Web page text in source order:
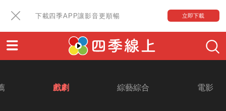
下載四季APP讓影音更順暢 立即下載
戲劇 綜藝綜合 電影